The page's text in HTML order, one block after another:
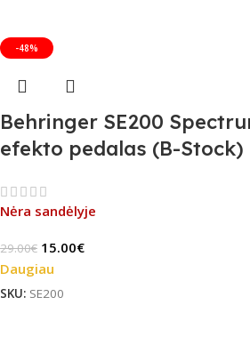
-48%
Behringer SE200
efekto pedalas (B-Stock)
Nėra sandėlyje
29.00€ 15.00€
Daugiau
SKU: SE200